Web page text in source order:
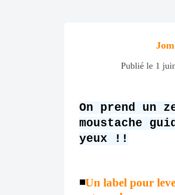
Publié le 1
On prend un
moustache
yeux !!
◾️Un label pour